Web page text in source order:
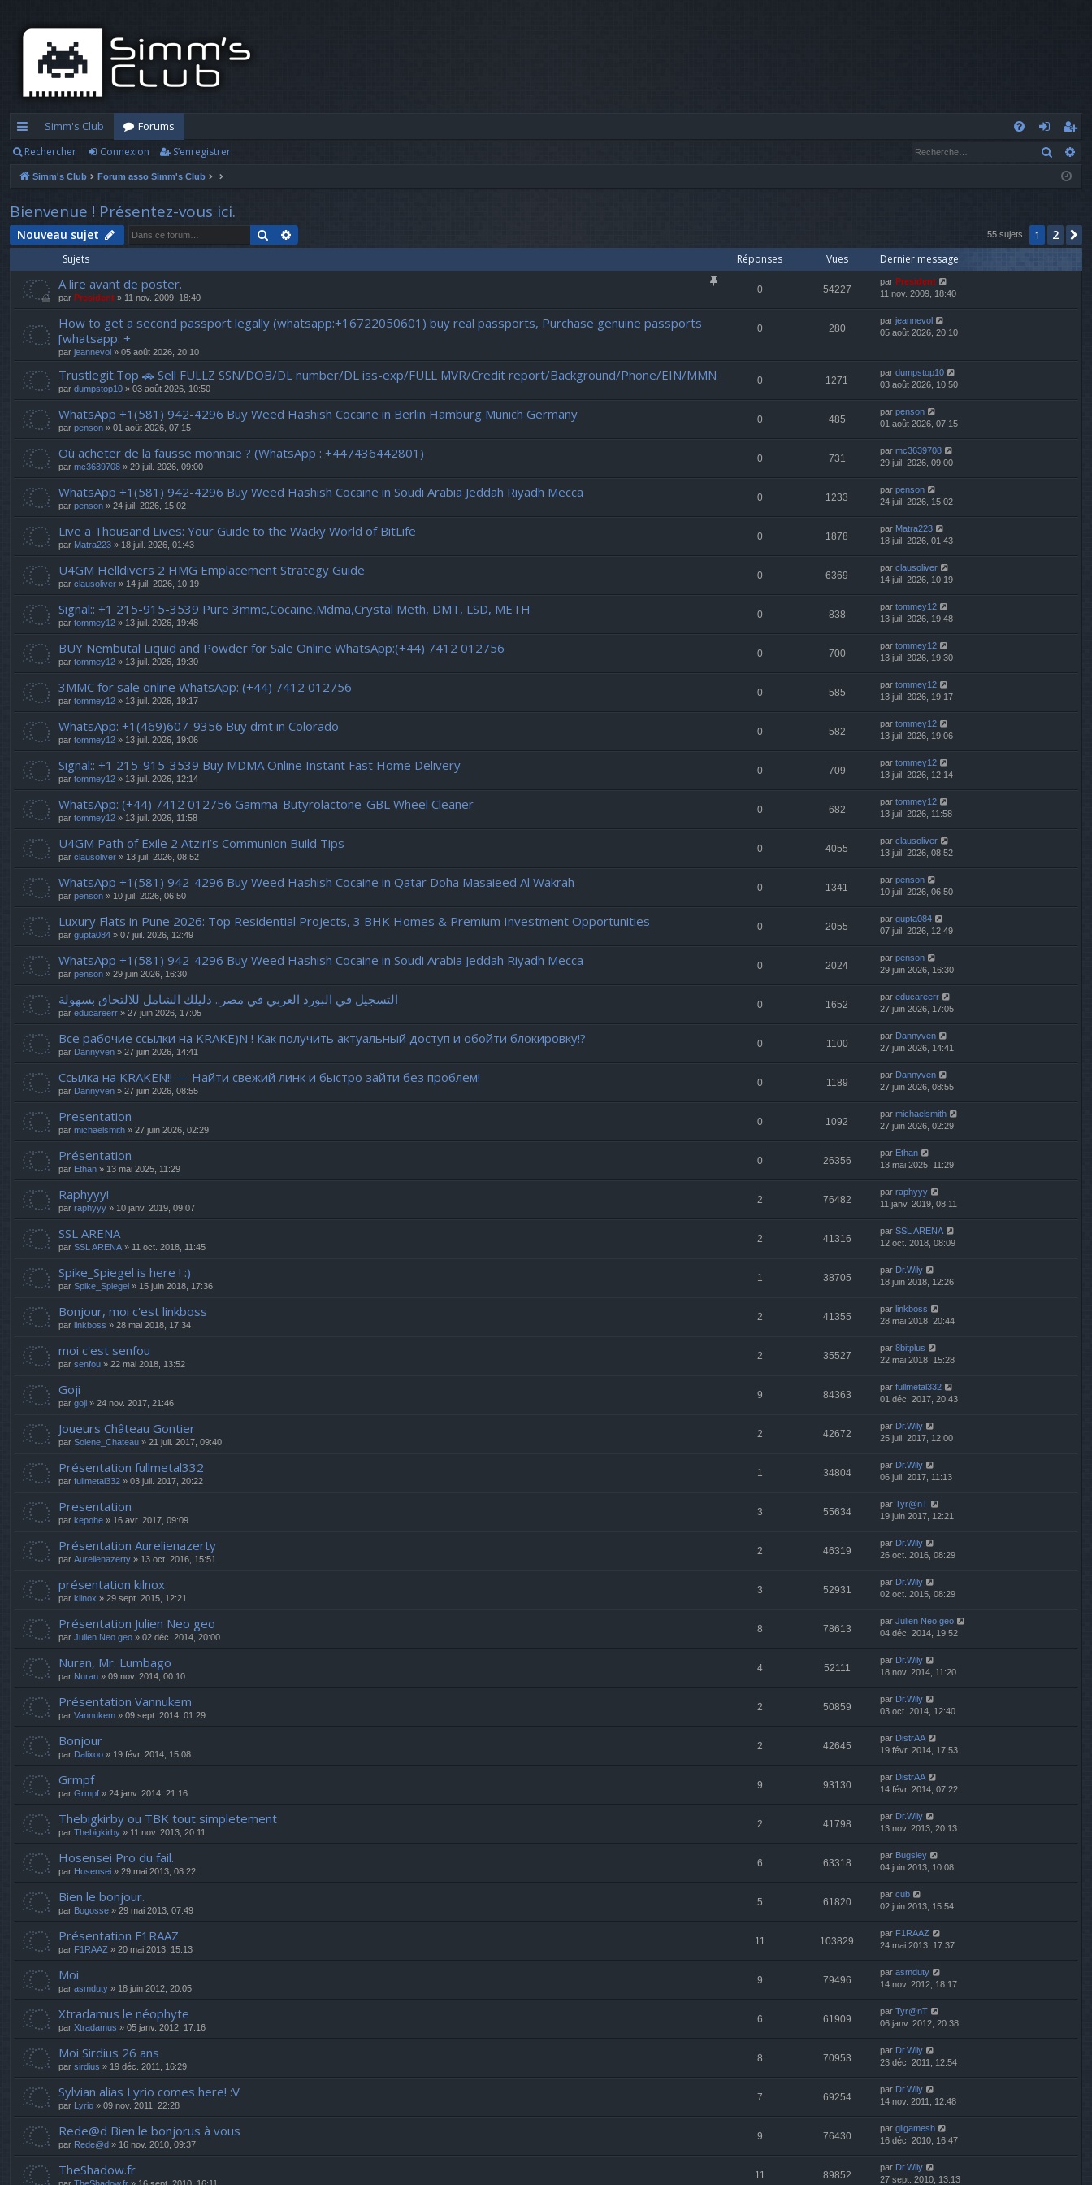
cc
ès
ra
pi
Simm's Club
Forums
o
’e
nr
ist
Rechercher Connexion S’enregistrer
Simm's Club Forum asso Simm's Club
Bienvenue ! Présentez-vous ici.
Nouveau sujet Rechercher 55 sujets 1 2
Sujets Réponses Vues Dernier message
A lire avant de poster.
par President » 11 nov. 2009, 18:40
0 54227
par President
11 nov. 2009, 18:40
How to get a second passport legally (whatsapp:+16722050601) buy real passports, Purchase genuine passports
[whatsapp: +
par jeannevol » 05 août 2026, 20:10
0 280
par jeannevol
05 août 2026, 20:10
Trustlegit.Top 🚗 Sell FULLZ SSN/DOB/DL number/DL iss-exp/FULL MVR/Credit report/Background/Phone/EIN/MMN
par dumpstop10 » 03 août 2026, 10:50
0 1271
par dumpstop10
03 août 2026, 10:50
WhatsApp +1(581) 942-4296 Buy Weed Hashish Cocaine in Berlin Hamburg Munich Germany
par penson » 01 août 2026, 07:15
0 485
par penson
01 août 2026, 07:15
Où acheter de la fausse monnaie ? (WhatsApp : +447436442801)
par mc3639708 » 29 juil. 2026, 09:00
0 731
par mc3639708
29 juil. 2026, 09:00
WhatsApp +1(581) 942-4296 Buy Weed Hashish Cocaine in Soudi Arabia Jeddah Riyadh Mecca
par penson » 24 juil. 2026, 15:02
0 1233
par penson
24 juil. 2026, 15:02
Live a Thousand Lives: Your Guide to the Wacky World of BitLife
par Matra223 » 18 juil. 2026, 01:43
0 1878
par Matra223
18 juil. 2026, 01:43
U4GM Helldivers 2 HMG Emplacement Strategy Guide
par clausoliver » 14 juil. 2026, 10:19
0 6369
par clausoliver
14 juil. 2026, 10:19
Signal:: +1 215-915-3539 Pure 3mmc,Cocaine,Mdma,Crystal Meth, DMT, LSD, METH
par tommey12 » 13 juil. 2026, 19:48
0 838
par tommey12
13 juil. 2026, 19:48
BUY Nembutal Liquid and Powder for Sale Online WhatsApp:(+44) 7412 012756
par tommey12 » 13 juil. 2026, 19:30
0 700
par tommey12
13 juil. 2026, 19:30
3MMC for sale online WhatsApp: (+44) 7412 012756
par tommey12 » 13 juil. 2026, 19:17
0 585
par tommey12
13 juil. 2026, 19:17
WhatsApp: +1(469)607-9356 Buy dmt in Colorado
par tommey12 » 13 juil. 2026, 19:06
0 582
par tommey12
13 juil. 2026, 19:06
Signal:: +1 215-915-3539 Buy MDMA Online Instant Fast Home Delivery
par tommey12 » 13 juil. 2026, 12:14
0 709
par tommey12
13 juil. 2026, 12:14
WhatsApp: (+44) 7412 012756 Gamma-Butyrolactone-GBL Wheel Cleaner
par tommey12 » 13 juil. 2026, 11:58
0 682
par tommey12
13 juil. 2026, 11:58
U4GM Path of Exile 2 Atziri’s Communion Build Tips
par clausoliver » 13 juil. 2026, 08:52
0 4055
par clausoliver
13 juil. 2026, 08:52
WhatsApp +1(581) 942-4296 Buy Weed Hashish Cocaine in Qatar Doha Masaieed Al Wakrah
par penson » 10 juil. 2026, 06:50
0 1341
par penson
10 juil. 2026, 06:50
Luxury Flats in Pune 2026: Top Residential Projects, 3 BHK Homes & Premium Investment Opportunities
par gupta084 » 07 juil. 2026, 12:49
0 2055
par gupta084
07 juil. 2026, 12:49
WhatsApp +1(581) 942-4296 Buy Weed Hashish Cocaine in Soudi Arabia Jeddah Riyadh Mecca
par penson » 29 juin 2026, 16:30
0 2024
par penson
29 juin 2026, 16:30
التسجيل في البورد العربي في مصر.. دليلك الشامل للالتحاق بسهولة
par educareerr » 27 juin 2026, 17:05
0 1652
par educareerr
27 juin 2026, 17:05
Все рабочие ссылки на KRAKE)N ! Как получить актуальный доступ и обойти блокировку!?
par Dannyven » 27 juin 2026, 14:41
0 1100
par Dannyven
27 juin 2026, 14:41
Ссылка на KRAKEN!! — Найти свежий линк и быстро зайти без проблем!
par Dannyven » 27 juin 2026, 08:55
0 1189
par Dannyven
27 juin 2026, 08:55
Presentation
par michaelsmith » 27 juin 2026, 02:29
0 1092
par michaelsmith
27 juin 2026, 02:29
Présentation
par Ethan » 13 mai 2025, 11:29
0 26356
par Ethan
13 mai 2025, 11:29
Raphyyy!
par raphyyy » 10 janv. 2019, 09:07
2 76482
par raphyyy
11 janv. 2019, 08:11
SSL ARENA
par SSL ARENA » 11 oct. 2018, 11:45
2 41316
par SSL ARENA
12 oct. 2018, 08:09
Spike_Spiegel is here ! :)
par Spike_Spiegel » 15 juin 2018, 17:36
1 38705
par Dr.Wily
18 juin 2018, 12:26
Bonjour, moi c'est linkboss
par linkboss » 28 mai 2018, 17:34
2 41355
par linkboss
28 mai 2018, 20:44
moi c'est senfou
par senfou » 22 mai 2018, 13:52
2 35527
par 8bitplus
22 mai 2018, 15:28
Goji
par goji » 24 nov. 2017, 21:46
9 84363
par fullmetal332
01 déc. 2017, 20:43
Joueurs Château Gontier
par Solene_Chateau » 21 juil. 2017, 09:40
2 42672
par Dr.Wily
25 juil. 2017, 12:00
Présentation fullmetal332
par fullmetal332 » 03 juil. 2017, 20:22
1 34804
par Dr.Wily
06 juil. 2017, 11:13
Presentation
par kepohe » 16 avr. 2017, 09:09
3 55634
par Tyr@nT
19 juin 2017, 12:21
Présentation Aurelienazerty
par Aurelienazerty » 13 oct. 2016, 15:51
2 46319
par Dr.Wily
26 oct. 2016, 08:29
présentation kilnox
par kilnox » 29 sept. 2015, 12:21
3 52931
par Dr.Wily
02 oct. 2015, 08:29
Présentation Julien Neo geo
par Julien Neo geo » 02 déc. 2014, 20:00
8 78613
par Julien Neo geo
04 déc. 2014, 19:52
Nuran, Mr. Lumbago
par Nuran » 09 nov. 2014, 00:10
4 52111
par Dr.Wily
18 nov. 2014, 11:20
Présentation Vannukem
par Vannukem » 09 sept. 2014, 01:29
2 50859
par Dr.Wily
03 oct. 2014, 12:40
Bonjour
par Dalixoo » 19 févr. 2014, 15:08
2 42645
par DistrAA
19 févr. 2014, 17:53
Grmpf
par Grmpf » 24 janv. 2014, 21:16
9 93130
par DistrAA
14 févr. 2014, 07:22
Thebigkirby ou TBK tout simpletement
par Thebigkirby » 11 nov. 2013, 20:11
2 41798
par Dr.Wily
13 nov. 2013, 20:13
Hosensei Pro du fail.
par Hosensei » 29 mai 2013, 08:22
6 63318
par Bugsley
04 juin 2013, 10:08
Bien le bonjour.
par Bogosse » 29 mai 2013, 07:49
5 61820
par cub
02 juin 2013, 15:54
Présentation F1RAAZ
par F1RAAZ » 20 mai 2013, 15:13
11 103829
par F1RAAZ
24 mai 2013, 17:37
Moi
par asmduty » 18 juin 2012, 20:05
9 79496
par asmduty
14 nov. 2012, 18:17
Xtradamus le néophyte
par Xtradamus » 05 janv. 2012, 17:16
6 61909
par Tyr@nT
06 janv. 2012, 20:38
Moi Sirdius 26 ans
par sirdius » 19 déc. 2011, 16:29
8 70953
par Dr.Wily
23 déc. 2011, 12:54
Sylvian alias Lyrio comes here! :V
par Lyrio » 09 nov. 2011, 22:28
7 69254
par Dr.Wily
14 nov. 2011, 12:48
Rede@d Bien le bonjorus à vous
par Rede@d » 16 nov. 2010, 09:37
9 76430
par gilgamesh
16 déc. 2010, 16:47
TheShadow.fr 11 89852
par Dr.Wily
27 sept. 2010, 13:13